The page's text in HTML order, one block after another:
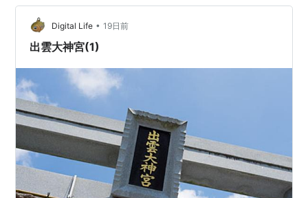
り一帯は随分薄暗い。 鎮守の杜はくるっと周回できるよ
うだけど、さすがにこの日はパスして逆戻り。駐車場ま
で戻ってきて、まだ咲いていた…
Digital Life • 19日前
出雲大神宮(1)